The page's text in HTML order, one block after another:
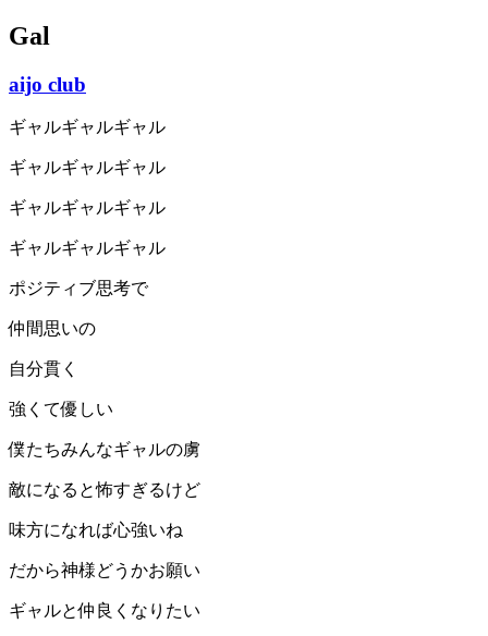
Gal
aijo club
ギャルギャルギャル
ギャルギャルギャル
ギャルギャルギャル
ギャルギャルギャル
ポジティブ思考で
仲間思いの
自分貫く
強くて優しい
僕たちみんなギャルの虜
敵になると怖すぎるけど
味方になれば心強いね
だから神様どうかお願い
ギャルと仲良くなりたい